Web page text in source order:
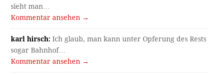
sieht man…
Kommentar ansehen →
karl hirsch: Ich glaub, man kann unter Opferung des Rests
sogar Bahnhof…
Kommentar ansehen →